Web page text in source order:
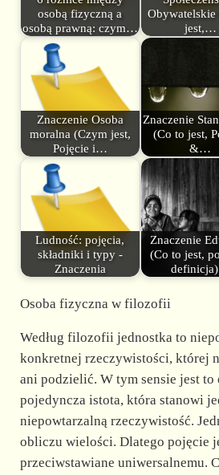
osobą fizyczną a
osobą prawną: czym…
Obywatelskie
jest,…
Znaczenie Osoba
moralna (Czym jest,
Pojęcie i…
Znaczenie
(Co to jest,
&…
Ludność: pojęcia,
składniki i typy -
Znaczenia
Znaczenie
(Co to jest,
Osoba fizyczna w filozofii
Według filozofii jednostka to
konkretnej rzeczywistości, której
ani podzielić. W tym sensie jest
pojedyncza istota, która stanowi
niepowtarzalną rzeczywistość.
obliczu wielości. Dlatego pojęcie
przeciwstawiane uniwersalnemu.